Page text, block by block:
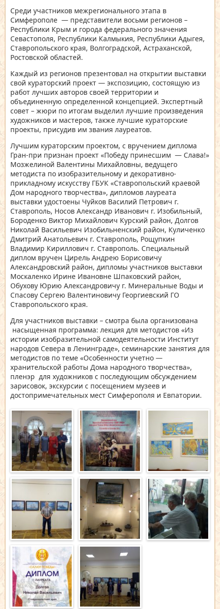
Среди участников межрегионального этапа в
Симферополе — представители восьми регионов –
Республики Крым и города федерального значения
Севастополя, Республики Калмыкия, Республики Адыгея,
Ставропольского края, Волгоградской, Астраханской,
Ростовской областей.
Каждый из регионов презентовал на открытии выставки
свой кураторский проект — экспозицию, состоящую из
работ лучших авторов своей территории и
объединенную определенной концепцией. Экспертный
совет – жюри по итогам выделил лучшие произведения
художников и мастеров, также лучшие кураторские
проекты, присудив им звания лауреатов.
Лучшим кураторским проектом, с вручением диплома
Гран-при признан проект «Победу принесшим — Слава!»
Мозжелиной Валентины Михайловны, ведущего
методиста по изобразительному и декоративно-
прикладному искусству ГБУК «Ставропольский краевой
Дом народного творчества», дипломов лауреата
выставки удостоены Чуйков Василий Петрович г.
Ставрополь, Носов Александр Иванович г. Изобильный,
Бороденко Виктор Михайлович Курский район, Долгов
Николай Васильевич Изобильненский район, Куличенко
Дмитрий Анатольевич г. Ставрополь, Рощупкин
Владимир Кириллович г. Ставрополь. Специальный
диплом вручен Цирель Андрею Борисовичу
Александровский район, дипломы участников выставки
Москаленко Ирине Ивановне Шпаковский район,
Обухову Юрию Александровичу г. Минеральные Воды и
Спасову Сергею Валентиновичу Георгиевский ГО
Ставропольского края.
Для участников выставки – смотра была организована
насыщенная программа: лекция для методистов «Из
истории изобразительной самодеятельности Институт
народов Севера в Ленинграде», семинарские занятия для
методистов по теме «Особенности учетно —
хранительской работы Дома народного творчества»,
пленэр для художников с последующим обсуждением
зарисовок, экскурсии с посещением музеев и
достопримечательных мест Симферополя и Евпатории.